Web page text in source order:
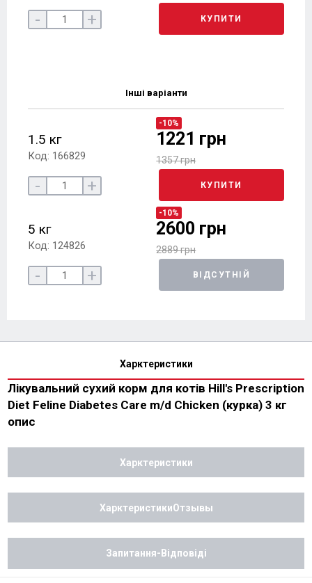
- + КУПИТИ
Інші варіанти
1.5 кг
Код: 166829
-10%
1221 грн
1357 грн
- + КУПИТИ
5 кг
Код: 124826
-10%
2600 грн
2889 грн
- + ВІДСУТНІЙ
Харктеристики
Лікувальний сухий корм для котів Hill's Prescription
Diet Feline Diabetes Care m/d Chicken (курка) 3 кг
опис
Харктеристики
ХарктеристикиОтзывы
Запитання-Відповіді